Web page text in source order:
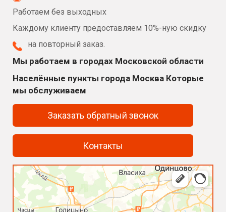
Работаем без выходных
Каждому клиенту предоставляем 10%-ную скидку
на повторный заказ.
Мы работаем в городах Московской области
Населённые пункты города Москва Которые
мы обслуживаем
Заказать обратный звонок
Контакты